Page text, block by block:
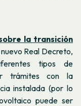
la transición
Real Decreto,
tipos de
trámites con la
instalada (por lo
puede ser